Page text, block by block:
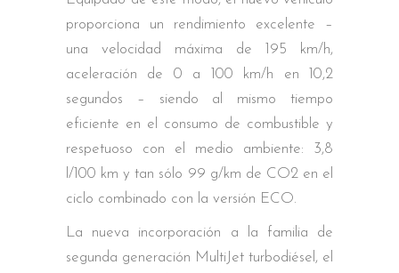
proporciona un rendimiento excelente –
una velocidad máxima de 195 km/h,
aceleración de 0 a 100 km/h en 10,2
segundos – siendo al mismo tiempo
eficiente en el consumo de combustible y
respetuoso con el medio ambiente: 3,8
l/100 km y tan sólo 99 g/km de CO2 en el
ciclo combinado con la versión ECO.
La nueva incorporación a la familia de
segunda generación MultiJet turbodiésel, el